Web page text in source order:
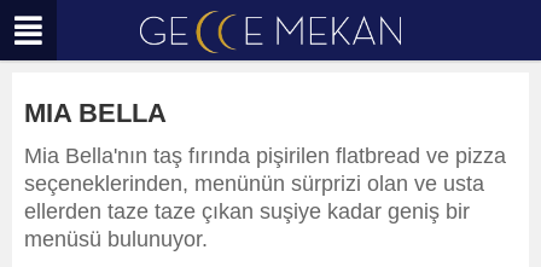
MIA BELLA
Mia Bella'nın taş fırında pişirilen flatbread ve pizza
seçeneklerinden, menünün sürprizi olan ve usta
ellerden taze taze çıkan suşiye kadar geniş bir
menüsü bulunuyor.